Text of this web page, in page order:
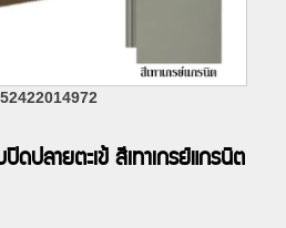
ดปลายตะเข้ สีเทาเกรย์แกรนิต